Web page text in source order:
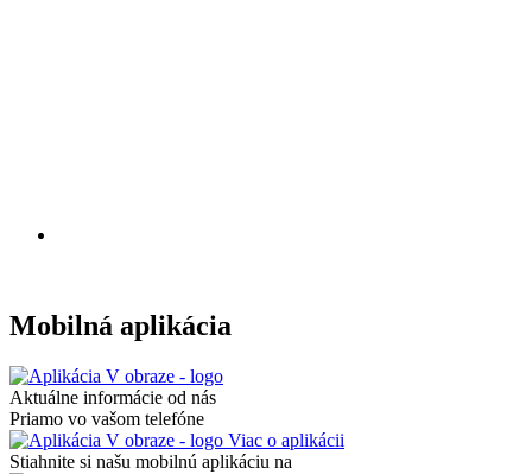
Mobilná aplikácia
Aktuálne informácie od nás
Priamo vo vašom telefóne
Viac o aplikácii
Stiahnite si našu mobilnú aplikáciu na